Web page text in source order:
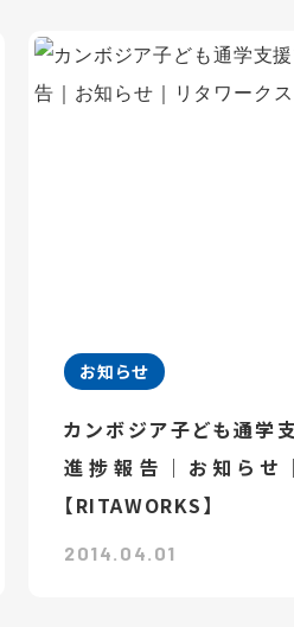
お知らせ
カンボジア子ども通学
進捗報告｜お知らせ
【RITAWORKS】
2014.04.01